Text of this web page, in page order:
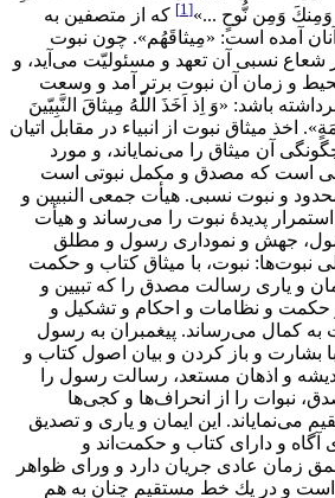
وَمِنكَ وَمِن نُّوحٍ ...»[1]
كه از متصفين به
آمده است: «مِيثاقَهُم». چون نبوت
نسبى آن تعهد و مسئوليّت مى‌آيد، و
و زمان آن نبوت برتر آمد و وسعت
باشد: «وَ اِذ اَخَذَ اللّهُ مِيثاقَ النَّبِيّينَ
اخذ ميثاق نبوت از انبياء در مقابل اتيان
آن ميثاق را مى‌نماياند، و مورد
است كه مصدق و مكمل نبوتى است
و نبوت نسبى. هيأت جمعى النبيين و
پديدۀ نبوت را مى‌رساند و هيأت
جهش و نمودارى رسول و مطلق
نبوت‌ها: نبوت، با ميثاق كتاب و حكمت
و يارى رسالت مصدق را كه تبيين و
حكمت و نظامات و احكام و تشكيل و
كمال مى‌رساند. پيغمبران به رسول
بشارت و باز كردن و بيان اصول كتاب و
و اذهان مستعد، رسالت رسول را
نبوات را از انحراف‌ها و كجى‌ها
مى‌نماياند. اين ايمان و يارى و تصديق
و داراى كتاب و حكمت‌اند و
زمان عادى جريان دارد و وراى ظواهر
است و در يك خط مستقيم چنان به هم